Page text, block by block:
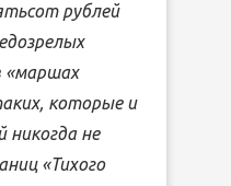
рублей
«маршах
которые и
никогда не
«Тихого